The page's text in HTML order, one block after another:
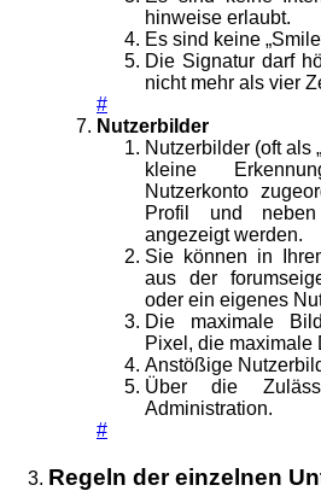
hinweise erlaubt.
Es sind keine
Die Signatur darf
nicht mehr als vier
#
Nutzerbilder
Nutzerbilder (oft als
kleine
Nutzerkonto
Profil und
angezeigt werden.
Sie können in
aus der
oder ein eigenes
Die maximale
Pixel, die maximale
Anstößige
Über die
Administration.
#
Regeln der einzelnen